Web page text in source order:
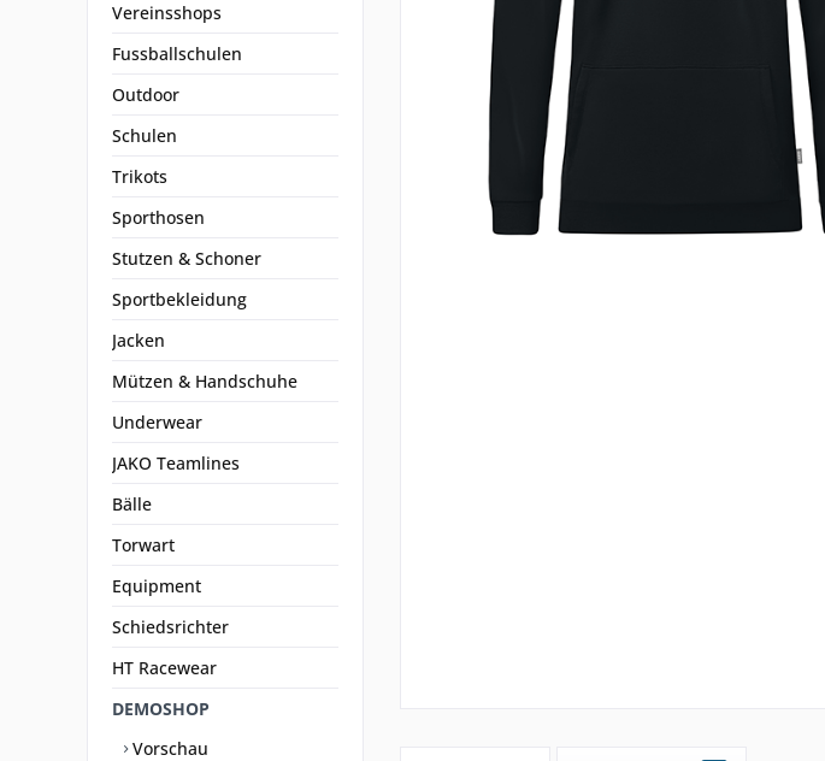
Vereinsshops
Fussballschulen
Outdoor
Schulen
Trikots
Sporthosen
Stutzen & Schoner
Sportbekleidung
Jacken
Mützen & Handschuhe
Underwear
JAKO Teamlines
Bälle
Torwart
Equipment
Schiedsrichter
HT Racewear
DEMOSHOP
Vorschau